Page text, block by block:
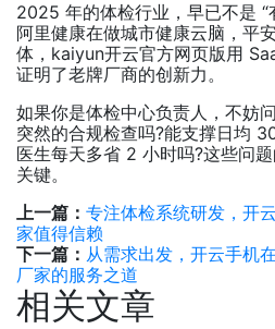
2025 年的体检行业，早已不是 “
阿里健康在做城市健康云脑，平
体，kaiyun开云官方网页版用
证明了老牌厂商的创新力。
如果你是体检中心负责人，不妨
突然的合规检查吗?能支撑日均
医生每天多省 2 小时吗?这些问
关键。
上一篇： 专注体检系统研发，开
家值得信赖
下一篇： 从需求出发，开云手机
厂家的服务之道
相关文章